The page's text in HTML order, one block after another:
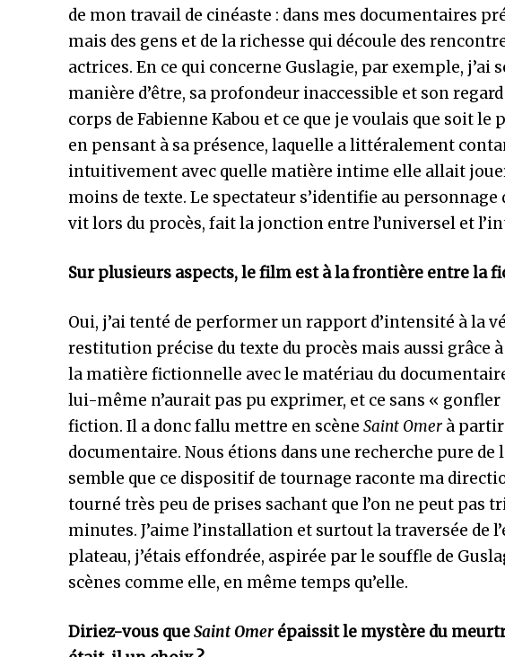
de mon travail de cinéaste : dans mes documentaires
mais des gens et de la richesse qui découle des
actrices. En ce qui concerne Guslagie, par exemple,
manière d’être, sa profondeur inaccessible et son
corps de Fabienne Kabou et ce que je voulais que soit le
en pensant à sa présence, laquelle a littéralement
intuitivement avec quelle matière intime elle allait
moins de texte. Le spectateur s’identifie au personnage
vit lors du procès, fait la jonction entre l’universel et
Sur plusieurs aspects, le film est à la frontière entre la
Oui, j’ai tenté de performer un rapport d’intensité à la
restitution précise du texte du procès mais aussi grâce
la matière fictionnelle avec le matériau du
lui-même n’aurait pas pu exprimer, et ce sans «
fiction. Il a donc fallu mettre en scène Saint Omer à
documentaire. Nous étions dans une recherche pure
semble que ce dispositif de tournage raconte ma
tourné très peu de prises sachant que l’on ne peut pas
minutes. J’aime l’installation et surtout la traversée de
plateau, j’étais effondrée, aspirée par le souffle de
scènes comme elle, en même temps qu’elle.
Diriez-vous queSaint Omerépaissit le mystère du